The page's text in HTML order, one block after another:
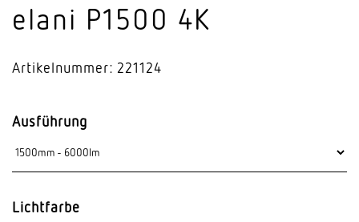
elani P1500 4K
Artikelnummer: 221124
Ausführung
Lichtfarbe